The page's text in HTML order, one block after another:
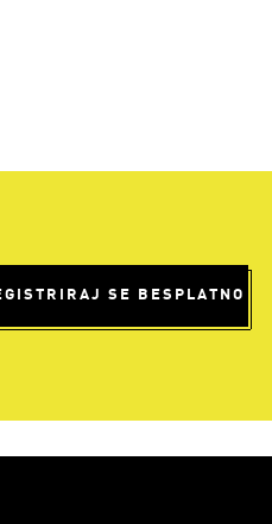
SE BESPLATNO